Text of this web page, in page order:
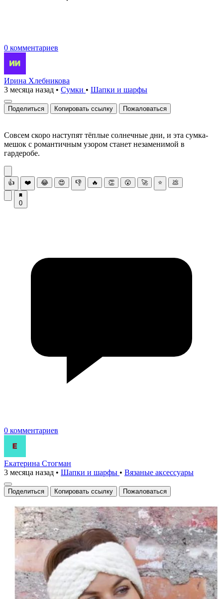
0 комментариев
Ирина Хлебникова
3 месяца назад • Сумки • Шапки и шарфы
Поделиться Копировать ссылку Пожаловаться
Совсем скоро наступят тёплые солнечные дни, и эта сумка-
мешок с романтичным узором станет незаменимой в
гардеробе.
👍 ❤️ 😂 😍 👎 🔥 👏 😮 🚀 ⭐ 💩
0
0 комментариев
Екатерина Стогман
3 месяца назад • Шапки и шарфы • Вязаные аксесcуары
Поделиться Копировать ссылку Пожаловаться